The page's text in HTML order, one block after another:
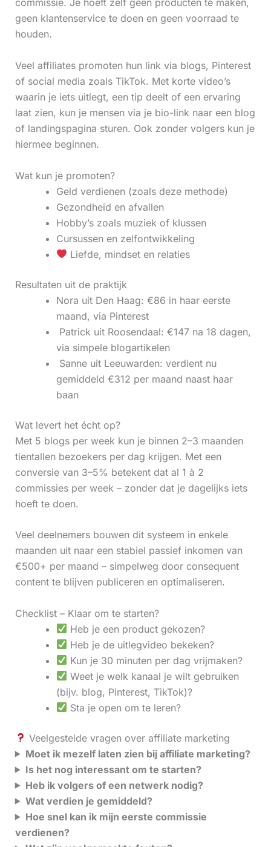
commissie. Je hoeft zelf geen producten te maken,
geen klantenservice te doen en geen voorraad te
houden.
Veel affiliates promoten hun link via blogs, Pinterest
of social media zoals TikTok. Met korte video’s
waarin je iets uitlegt, een tip deelt of een ervaring
laat zien, kun je mensen via je bio-link naar een blog
of landingspagina sturen. Ook zonder volgers kun je
hiermee beginnen.
Wat kun je promoten?
Geld verdienen (zoals deze methode)
Gezondheid en afvallen
Hobby’s zoals muziek of klussen
Cursussen en zelfontwikkeling
Liefde, mindset en relaties
Resultaten uit de praktijk
Nora uit Den Haag: €86 in haar eerste
maand, via Pinterest
‍ Patrick uit Roosendaal: €147 na 18 dagen,
via simpele blogartikelen
‍ Sanne uit Leeuwarden: verdient nu
gemiddeld €312 per maand naast haar
baan
Wat levert het écht op?
Met 5 blogs per week kun je binnen 2–3 maanden
tientallen bezoekers per dag krijgen. Met een
conversie van 3–5% betekent dat al 1 à 2
commissies per week – zonder dat je dagelijks iets
hoeft te doen.
Veel deelnemers bouwen dit systeem in enkele
maanden uit naar een stabiel passief inkomen van
€500+ per maand – simpelweg door consequent
content te blijven publiceren en optimaliseren.
Checklist – Klaar om te starten?
Heb je een product gekozen?
Heb je de uitlegvideo bekeken?
Kun je 30 minuten per dag vrijmaken?
Weet je welk kanaal je wilt gebruiken
(bijv. blog, Pinterest, TikTok)?
Sta je open om te leren?
Veelgestelde vragen over affiliate marketing
Moet ik mezelf laten zien bij affiliate marketing?
Is het nog interessant om te starten?
Heb ik volgers of een netwerk nodig?
Wat verdien je gemiddeld?
Hoe snel kan ik mijn eerste commissie
verdienen?